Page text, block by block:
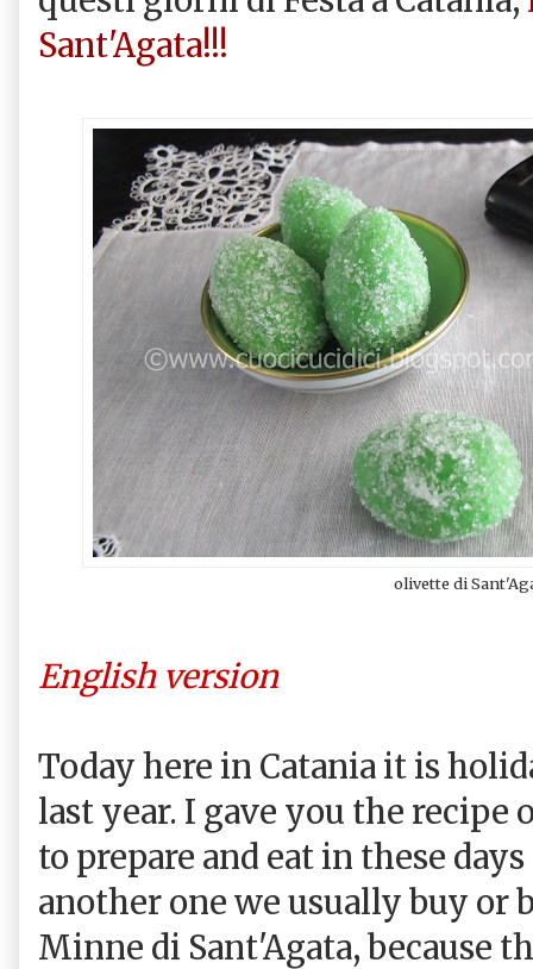
Sant'Agata!!!
olivette di
English version
Today here in Catania it is
last year. I gave you the recipe
to prepare and eat in these
another one we usually buy or
Minne di Sant'Agata, because